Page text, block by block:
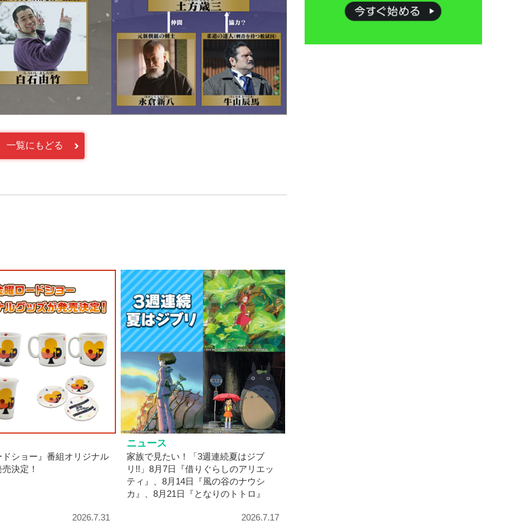
一覧にもどる
ショー』番組オリジナル
決定！
2026.7.31
ニュース
家族で見たい！「3週連続夏はジブ
リ!!」8月7日『借りぐらしのアリエッ
ティ』、8月14日『風の谷のナウシ
カ』、8月21日『となりのトトロ』
2026.7.17